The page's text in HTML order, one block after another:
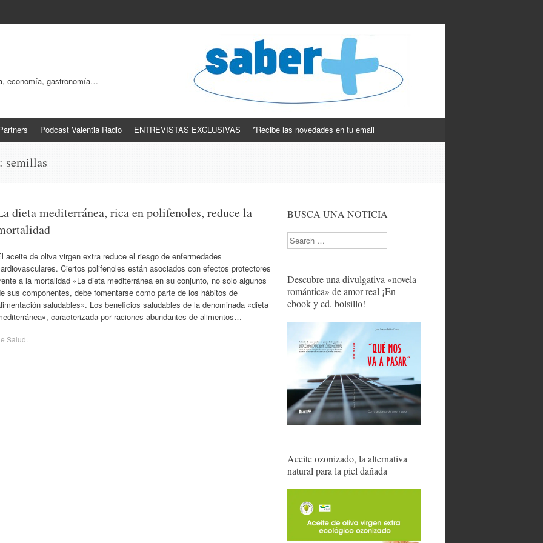
economía, gastronomía…
Podcast Valentia Radio ENTREVISTAS EXCLUSIVAS *Recibe las novedades en tu email
semillas
dieta mediterránea, rica en polifenoles, reduce la
aceite de oliva virgen extra reduce el riesgo de enfermedades
Ciertos polifenoles están asociados con efectos protectores
a la mortalidad «La dieta mediterránea en su conjunto, no solo algunos
sus componentes, debe fomentarse como parte de los hábitos de
saludables». Los beneficios saludables de la denominada «dieta
caracterizada por raciones abundantes de alimentos…
Salud
BUSCA UNA NOTICIA
Search
Descubre una divulgativa «novela
romántica» de amor real ¡En
ebook y ed. bolsillo!
Aceite ozonizado, la alternativa
natural para la piel dañada